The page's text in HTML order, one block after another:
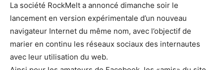
La société RockMelt a annoncé dimanche soir le
lancement en version expérimentale d’un nouveau
navigateur Internet du même nom, avec l’objectif de
marier en continu les réseaux sociaux des internautes
avec leur utilisation du web.